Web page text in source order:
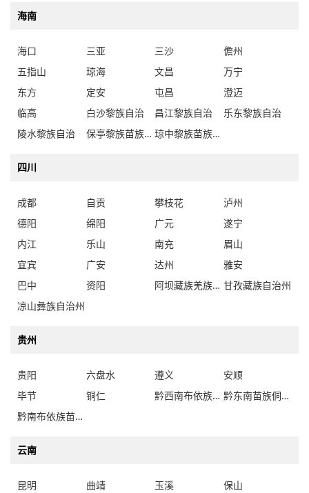
海南
海口 三亚 三沙
儋州
五指山
琼海 文昌
万宁
东方
定安 屯昌
澄迈
临高
白沙黎族自治 昌江黎族自治
乐东黎族自治
陵水黎族自治
保亭黎族苗族自治 琼中黎族苗族自治
四川
成都 自贡 攀枝花
泸州
德阳
绵阳 广元
遂宁
内江
乐山 南充
眉山
宜宾
广安 达州
雅安
巴中
资阳 阿坝藏族羌族自治州 甘孜藏族自治州
凉山彝族自治州
贵州
贵阳 六盘水 遵义
安顺
毕节
铜仁 黔西南布依族苗族自治州
黔东南苗族侗族自治州
黔南布依族苗族自治州
云南
昆明 曲靖 玉溪
保山